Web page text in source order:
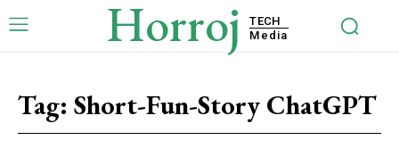
Horroj
TECH
Media
Tag: Short-Fun-Story ChatGPT